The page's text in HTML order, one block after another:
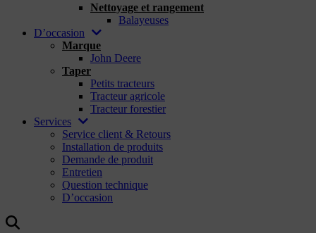
Nettoyage et rangement
Balayeuses
D’occasion
Marque
John Deere
Taper
Petits tracteurs
Tracteur agricole
Tracteur forestier
Services
Service client & Retours
Installation de produits
Demande de produit
Entretien
Question technique
D’occasion